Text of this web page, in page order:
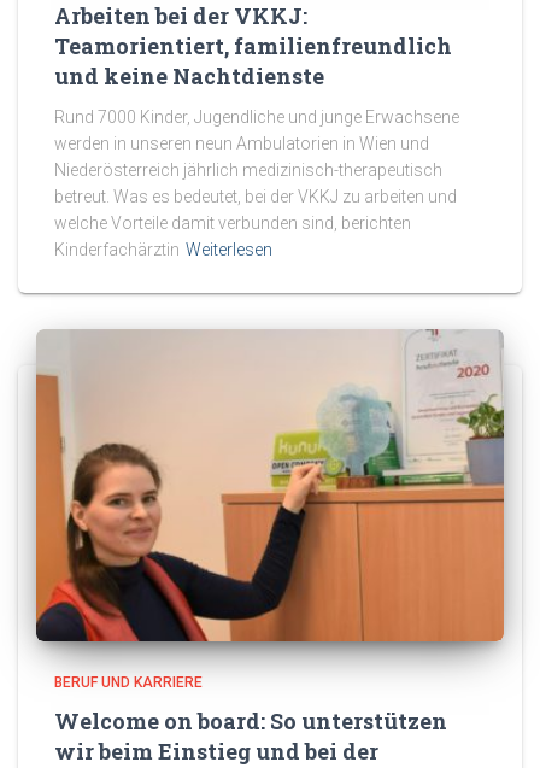
Arbeiten bei der VKKJ:
Teamorientiert, familienfreundlich
und keine Nachtdienste
Rund 7000 Kinder, Jugendliche und junge Erwachsene
werden in unseren neun Ambulatorien in Wien und
Niederösterreich jährlich medizinisch-therapeutisch
betreut. Was es bedeutet, bei der VKKJ zu arbeiten und
welche Vorteile damit verbunden sind, berichten
Kinderfachärztin Weiterlesen
BERUF UND KARRIERE
Welcome on board: So unterstützen
wir beim Einstieg und bei der